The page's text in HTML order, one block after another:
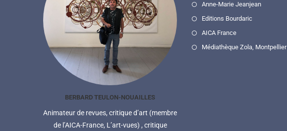
BERBARD TEULON-NOUAILLES
Animateur de revues, critique d’art (membre
de l’AICA-France, L’art-vues) , critique
Anne-Marie Jeanjean
Editions Bourdaric
AICA France
Médiathèque Zola, Montpellier